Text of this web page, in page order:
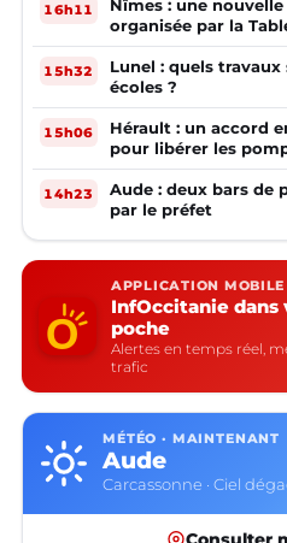
16h11
Nîmes : une
organisée par la
15h32
Lunel : quels
écoles ?
15h06
Hérault : un accord
pour libérer les
14h23
Aude : deux bars de
par le préfet
APPLICATION MOBILE
InfOccitanie dans
poche
Alertes en temps réel,
trafic
MÉTÉO · MAINTENANT
Aude
Carcassonne · Ciel